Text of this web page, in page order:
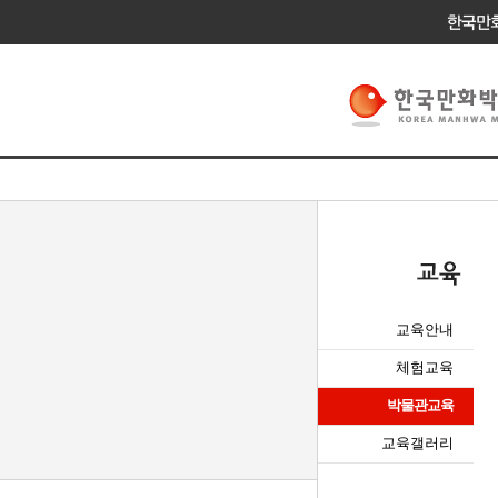
교육안내
체험교육
박물관교육
교육갤러리